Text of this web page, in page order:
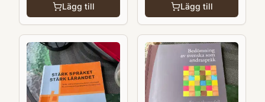
Lägg till Lägg till